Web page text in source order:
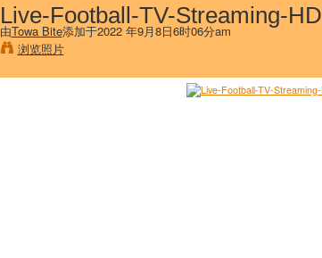
Live-Football-TV-Streaming-HD
由Towa Bite添加于2022 年9月8日6时06分am
浏览照片